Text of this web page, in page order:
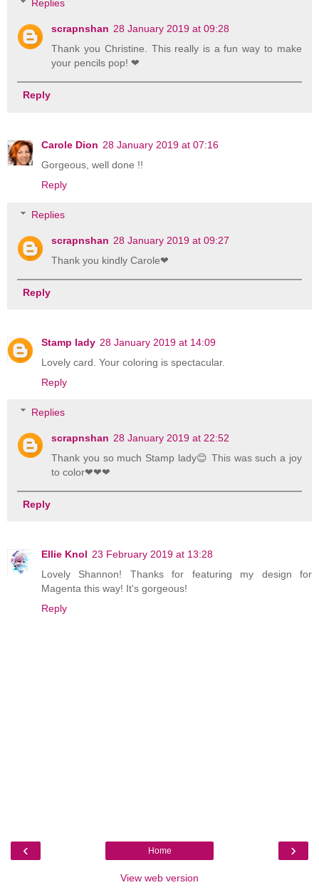
Replies
scrapnshan 28 January 2019 at 09:28
Thank you Christine. This really is a fun way to make
your pencils pop! ❤
Reply
Carole Dion 28 January 2019 at 07:16
Gorgeous, well done !!
Reply
Replies
scrapnshan 28 January 2019 at 09:27
Thank you kindly Carole❤
Reply
Stamp lady 28 January 2019 at 14:09
Lovely card. Your coloring is spectacular.
Reply
Replies
scrapnshan 28 January 2019 at 22:52
Thank you so much Stamp lady😊 This was such a joy
to color❤❤❤
Reply
Ellie Knol 23 February 2019 at 13:28
Lovely Shannon! Thanks for featuring my design for
Magenta this way! It's gorgeous!
Reply
‹ ›
Home
View web version